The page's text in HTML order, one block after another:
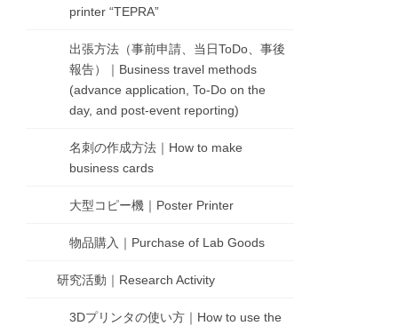
printer “TEPRA”
出張方法（事前申請、当日ToDo、事後
報告）｜Business travel methods
(advance application, To-Do on the
day, and post-event reporting)
名刺の作成方法｜How to make
business cards
大型コピー機｜Poster Printer
物品購入｜Purchase of Lab Goods
研究活動｜Research Activity
3Dプリンタの使い方｜How to use the